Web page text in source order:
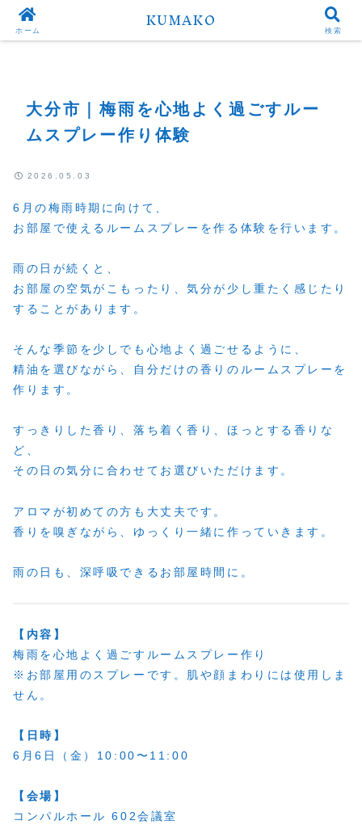
Uncategorized
大分市｜梅雨を心地よく過ごすルー
ムスプレー作り体験
2026.05.03
6月の梅雨時期に向けて、
お部屋で使えるルームスプレーを作る体験を行います。
雨の日が続くと、
お部屋の空気がこもったり、気分が少し重たく感じたり
することがあります。
そんな季節を少しでも心地よく過ごせるように、
精油を選びながら、自分だけの香りのルームスプレーを
作ります。
すっきりした香り、落ち着く香り、ほっとする香りな
ど、
その日の気分に合わせてお選びいただけます。
アロマが初めての方も大丈夫です。
香りを嗅ぎながら、ゆっくり一緒に作っていきます。
雨の日も、深呼吸できるお部屋時間に。
【内容】
梅雨を心地よく過ごすルームスプレー作り
※お部屋用のスプレーです。肌や顔まわりには使用しま
せん。
【日時】
6月6日（金）10:00〜11:00
【会場】
コンパルホール 602会議室
ホーム KUMAKO 検索